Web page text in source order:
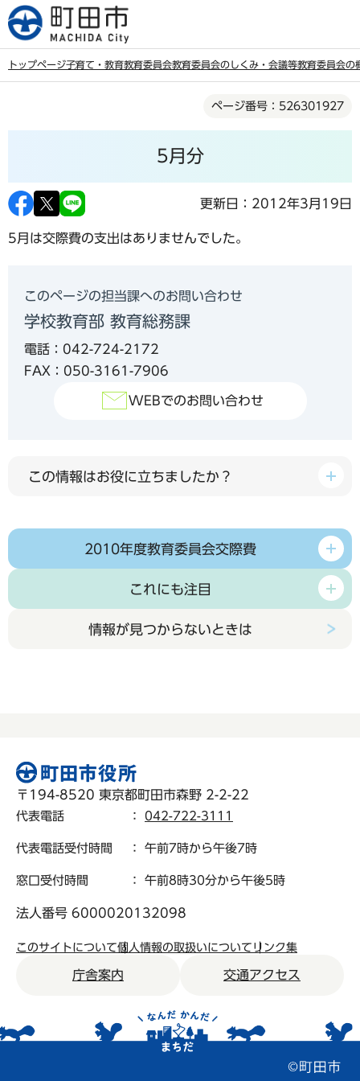
こ
の
す
トップページ子育て・教育教育委員会教育委員会のしくみ・会議等教育委員会の
ら
ページ番号：526301927
5月分
更新日：2012年3月19日
5月は交際費の支出はありませんでした。
このページの担当課へのお問い合わせ
学校教育部 教育総務課
電話：042-724-2172
FAX：050-3161-7906
WEBでのお問い合わせ
この情報はお役に立ちましたか？
2010年度教育委員会交際費
これにも注目
情報が見つからないときは
〒194-8520 東京都町田市森野 2-2-22
代表電話 ： 042-722-3111
代表電話受付時間 ： 午前7時から午後7時
窓口受付時間 ： 午前8時30分から午後5時
法人番号 6000020132098
このサイトについて個人情報の取扱いについて リンク集
庁舎案内 交通アクセス